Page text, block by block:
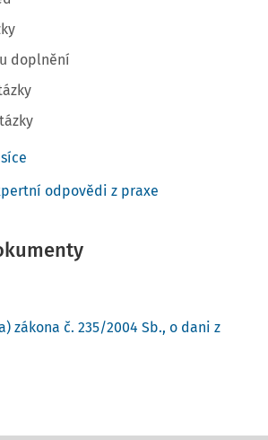
doplnění
odpovědi z praxe
zákona č. 235/2004 Sb., o dani z